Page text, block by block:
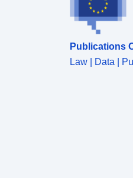
Publications
Law | Data |